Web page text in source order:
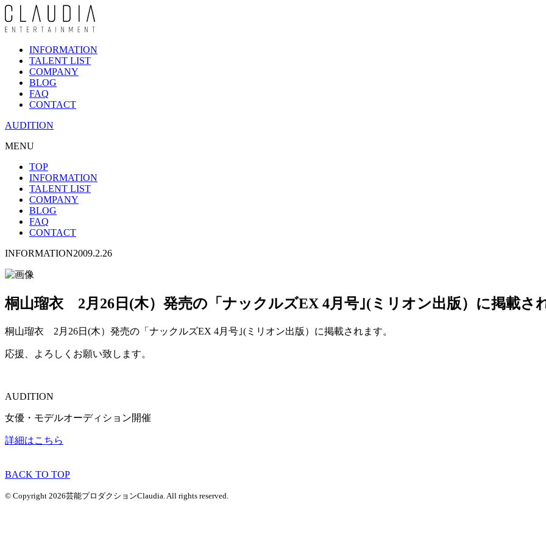
INFORMATION
TALENT LIST
COMPANY
BLOG
FAQ
CONTACT
AUDITION
MENU
TOP
INFORMATION
TALENT LIST
COMPANY
BLOG
FAQ
CONTACT
INFORMATION2009.2.26
桐山瑠衣 2月26日(木）発売の「ナックルズEX 4月号｣(ミリオン出版）に掲載さ
桐山瑠衣 2月26日(木）発売の「ナックルズEX 4月号｣(ミリオン出版）に掲載されます。
応援、よろしくお願い致します。
AUDITION
女優・モデルオーディション開催
詳細はこちら
BACK TO TOP
© Copyright 2026芸能プロダクションClaudia. All rights reserved.